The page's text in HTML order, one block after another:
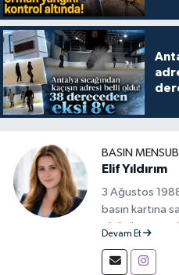
BASIN
Elif Yıldırım
3 Ağustos 1988
basın kartına
yürüyüş
Devam Et